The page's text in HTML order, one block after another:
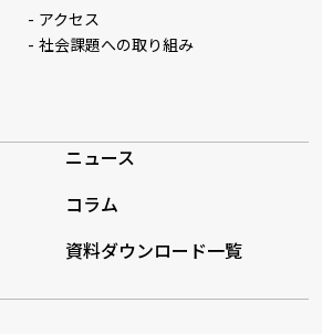
アクセス
社会課題への取り組み
ニュース
コラム
資料ダウンロード一覧